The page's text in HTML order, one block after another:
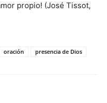
propio! (José Tissot,
oración presencia de Dios